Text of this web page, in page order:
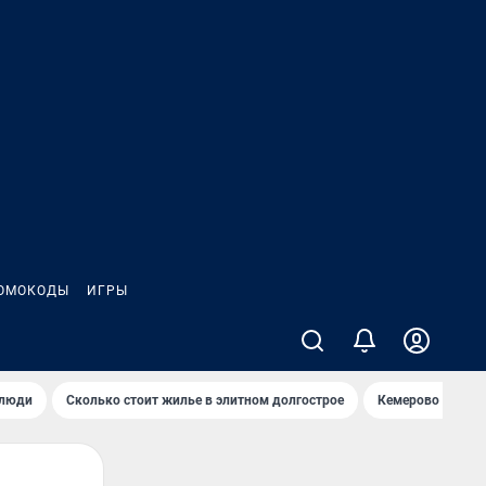
ИГРЫ
люди Сколько стоит жилье в элитном долгострое Кемерово —